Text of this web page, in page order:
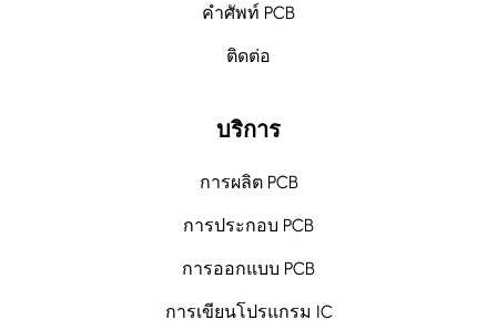
คำศัพท์ PCB
ติดต่อ
บริการ
การผลิต PCB
การประกอบ PCB
การออกแบบ PCB
การเขียนโปรแกรม IC